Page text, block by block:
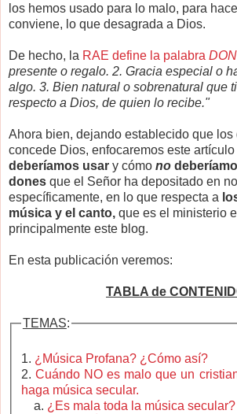
los hemos usado para lo malo, para
conviene, lo que desagrada a Dios.
De hecho, la RAE define la palabra DON
presente o regalo. 2. Gracia especial o
algo. 3. Bien natural o sobrenatural que
respecto a Dios, de quien lo recibe."
Ahora bien, dejando establecido que los
concede Dios, enfocaremos este artículo
deberíamos usar y cómo no
dones que el Señor ha depositado en
específicamente, en lo que respecta a
música y el canto, que es el ministerio
principalmente este blog.
En esta publicación veremos:
TABLA de
TEMAS:
1. ¿Música Profana? ¿Cómo así?
2. Cuándo NO es malo que un
haga música secular.
a. ¿Es mala toda la música secular?